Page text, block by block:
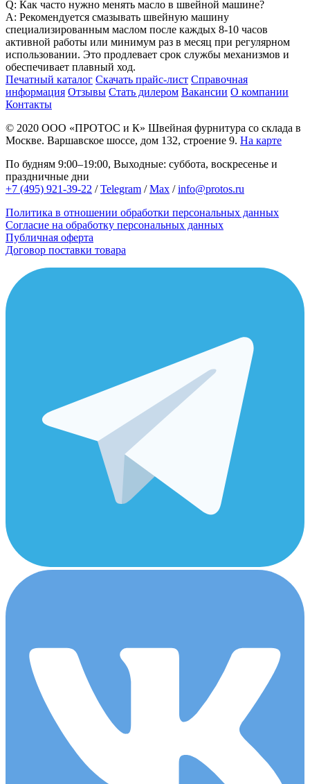
Q: Как часто нужно менять масло в швейной машине?
A: Рекомендуется смазывать швейную машину
специализированным маслом после каждых 8-10 часов
активной работы или минимум раз в месяц при регулярном
использовании. Это продлевает срок службы механизмов и
обеспечивает плавный ход.
Печатный каталог Скачать прайс-лист Справочная
информация Отзывы Стать дилером Вакансии О компании
Контакты
© 2020 ООО «ПРОТОС и К» Швейная фурнитура со склада в
Москве. Варшавское шоссе, дом 132, строение 9. На карте
По будням 9:00–19:00, Выходные: суббота, воскресенье и
праздничные дни
+7 (495) 921-39-22 /Telegram /Max /info@protos.ru
Политика в отношении обработки персональных данных
Согласие на обработку персональных данных
Публичная оферта
Договор поставки товара